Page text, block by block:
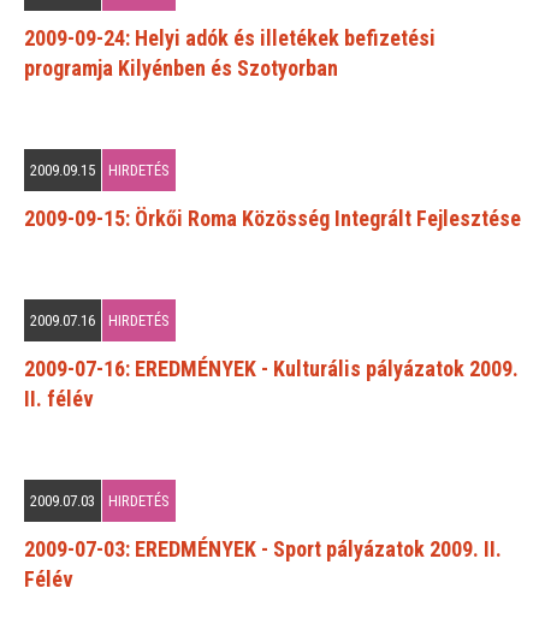
2009-09-24: Helyi adók és illetékek befizetési
programja Kilyénben és Szotyorban
2009.09.15 HIRDETÉS
2009-09-15: Örkői Roma Közösség Integrált Fejlesztése
2009.07.16 HIRDETÉS
2009-07-16: EREDMÉNYEK - Kulturális pályázatok 2009.
II. félév
2009.07.03 HIRDETÉS
2009-07-03: EREDMÉNYEK - Sport pályázatok 2009. II.
Félév